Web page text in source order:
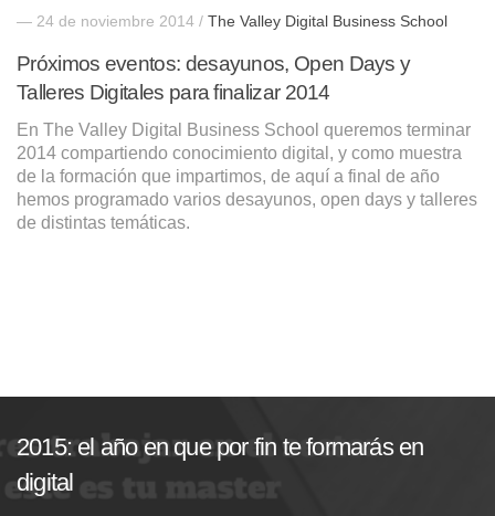
— 24 de noviembre 2014 / The Valley Digital Business School
Próximos eventos: desayunos, Open Days y
Talleres Digitales para finalizar 2014
En The Valley Digital Business School queremos terminar
2014 compartiendo conocimiento digital, y como muestra
de la formación que impartimos, de aquí a final de año
hemos programado varios desayunos, open days y talleres
de distintas temáticas.
2015: el año en que por fin te formarás en
digital